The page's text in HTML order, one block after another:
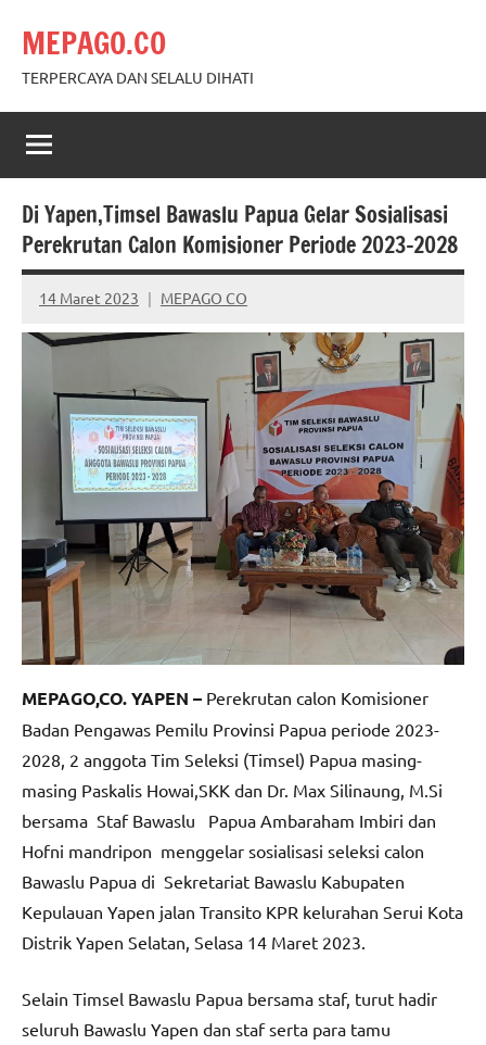
content
MEPAGO.CO
TERPERCAYA DAN SELALU DIHATI
Di Yapen,Timsel Bawaslu Papua Gelar Sosialisasi
Perekrutan Calon Komisioner Periode 2023-2028
14 Maret 2023 MEPAGO CO
No
comments
MEPAGO,CO. YAPEN – Perekrutan calon Komisioner
Badan Pengawas Pemilu Provinsi Papua periode 2023-
2028, 2 anggota Tim Seleksi (Timsel) Papua masing-
masing Paskalis Howai,SKK dan Dr. Max Silinaung, M.Si
bersama Staf Bawaslu Papua Ambaraham Imbiri dan
Hofni mandripon menggelar sosialisasi seleksi calon
Bawaslu Papua di Sekretariat Bawaslu Kabupaten
Kepulauan Yapen jalan Transito KPR kelurahan Serui Kota
Distrik Yapen Selatan, Selasa 14 Maret 2023.
Selain Timsel Bawaslu Papua bersama staf, turut hadir
seluruh Bawaslu Yapen dan staf serta para tamu